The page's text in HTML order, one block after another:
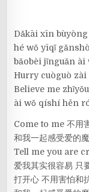
Dǎkāi xīn
hé wǒ yīqǐ
bǎobèi jǐnguǎn ài
Hurry cuòguò zài
Believe me
ài wǒ qíshí hěn
Come to me 不用
和我一起感受爱的
Tell me you are
爱我其实很容易 只
打开心 不用害怕和